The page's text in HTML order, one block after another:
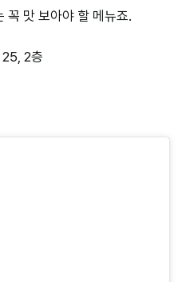
꼭 맛 보아야 할 메뉴죠.
2층